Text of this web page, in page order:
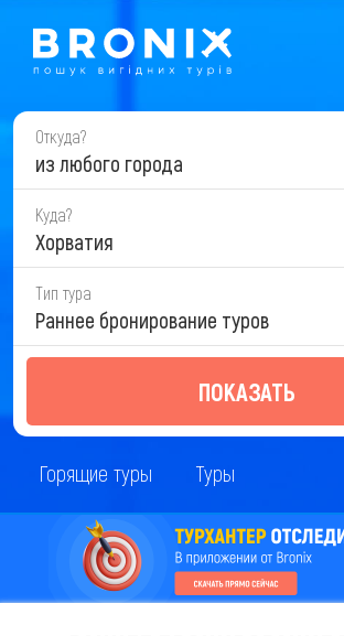
Откуда?
из любого города
Куда?
Хорватия
Тип тура
Раннее бронирование туров
ПОКАЗАТЬ
Горящие туры Туры